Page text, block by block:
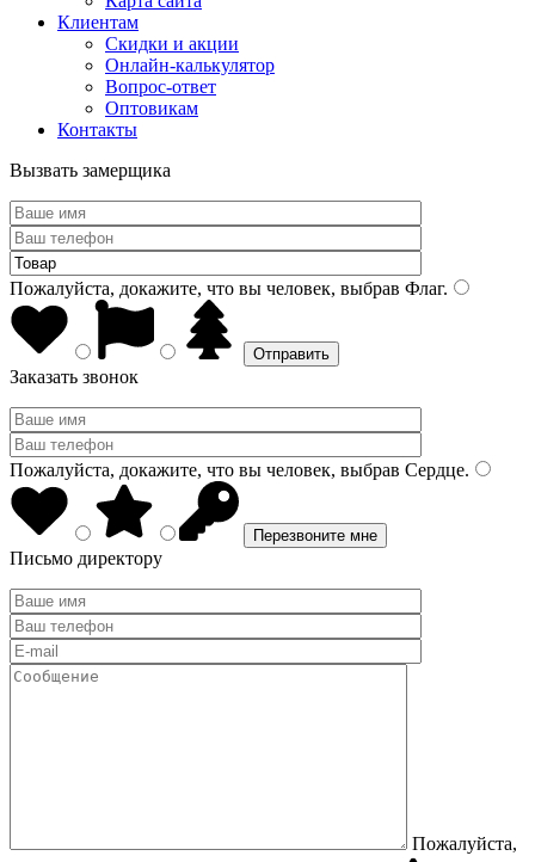
Клиентам
Скидки и акции
Онлайн-калькулятор
Вопрос-ответ
Оптовикам
Контакты
Вызвать замерщика
Пожалуйста, докажите, что вы человек, выбрав Флаг.
Заказать звонок
Пожалуйста, докажите, что вы человек, выбрав Сердце.
Письмо директору
Пожалуйста,